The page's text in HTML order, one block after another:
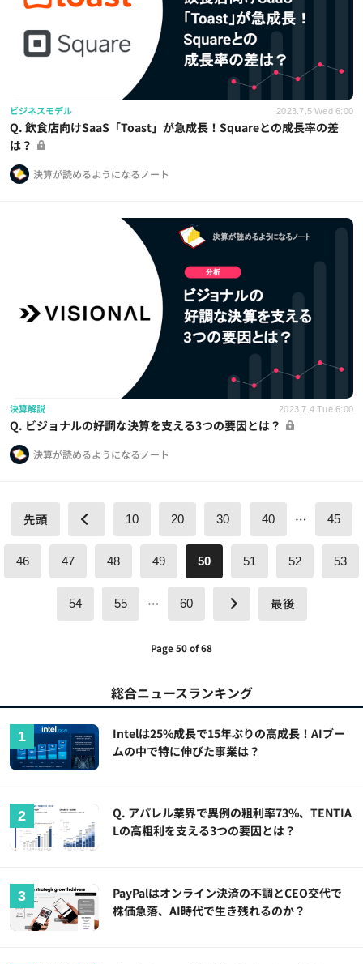
ビジネスモデル 2023.7.5 Wed 6:00
Q. 飲食店向けSaaS「Toast」が急成長！Squareとの成長率の差
は？
決算が読めるようになるノート
決算解説 2023.7.4 Tue 6:00
Q. ビジョナルの好調な決算を支える3つの要因とは？
決算が読めるようになるノート
先頭 10 20 30 40 … 45
46 47 48 49 50 51 52 53
54 55 … 60 最後
Page 50 of 68
総合ニュースランキング
Intelは25%成長で15年ぶりの高成長！AIブー
ムの中で特に伸びた事業は？
Q. アパレル業界で異例の粗利率73%、TENTIA
Lの高粗利を支える3つの要因とは？
PayPalはオンライン決済の不調とCEO交代で
株価急落、AI時代で生き残れるのか？